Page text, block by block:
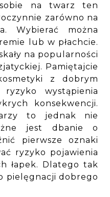
na twarz ten
zarówno na
Wybierać można
lub w płachcie.
na popularności
Pamiętajcie
z dobrym
ryzyko wystąpienia
konsekwencji.
to jednak nie
jest dbanie o
pierwsze oznaki
ryzyko pojawienia
łapek. Dlatego tak
pielęgnacji dobrego